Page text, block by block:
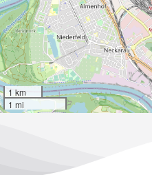
1 km
1 mi